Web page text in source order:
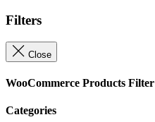
Filters
Close
WooCommerce Products Filter
Categories